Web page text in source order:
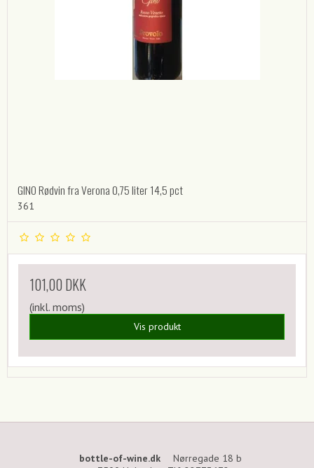
GINO Rødvin fra Verona 0,75 liter 14,5 pct
361
101,00 DKK
(inkl. moms)
Vis produkt
bottle-of-wine.dk
Nørregade 18 b